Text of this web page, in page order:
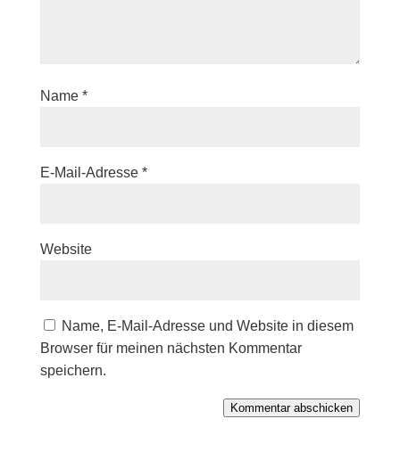
Name *
E-Mail-Adresse *
Website
Name, E-Mail-Adresse und Website in diesem
Browser für meinen nächsten Kommentar
speichern.
Kommentar abschicken